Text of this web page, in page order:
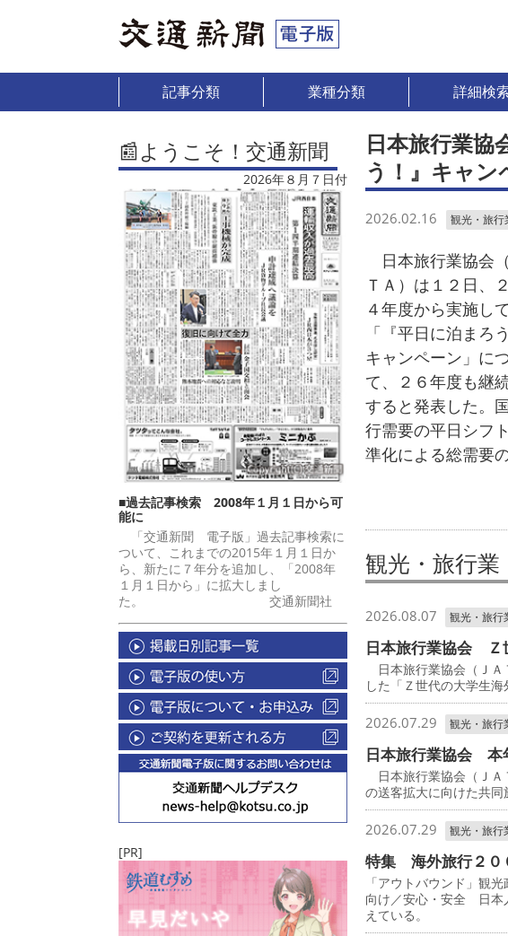
記事分類 業種分類 詳細検
📰ようこそ！交通新聞
2026年８月７日付
■過去記事検索 2008年１月１日から可
能に
「交通新聞 電子版」過去記事検索に
ついて、これまでの2015年１月１日か
ら、新たに７年分を追加し、「2008年
１月１日から」に拡大しまし
た。 交通新聞社
[PR]
日本旅行業
う！』キャン
2026.02.16 観光・旅行
日本旅行業協会
ＴＡ）は１２日、
４年度から実施し
「『平日に泊まろ
キャンペーン」に
て、２６年度も継
すると発表した。
行需要の平日シフ
準化による総需要
観光・旅行業
2026.08.07 観光・旅行
日本旅行業協会 Ｚ
日本旅行業協会（ＪＡ
した「Ｚ世代の大学生海
2026.07.29 観光・旅行
日本旅行業協会 本
日本旅行業協会（ＪＡ
の送客拡大に向けた共同
2026.07.29 観光・旅行
特集 海外旅行２０
「アウトバウンド」観
向け／安心・安全 日本
えている。